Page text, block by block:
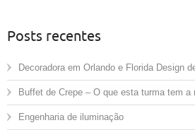
Posts recentes
Decoradora em Orlando e Florida Design
Buffet de Crepe – O que esta turma tem a
Engenharia de iluminação